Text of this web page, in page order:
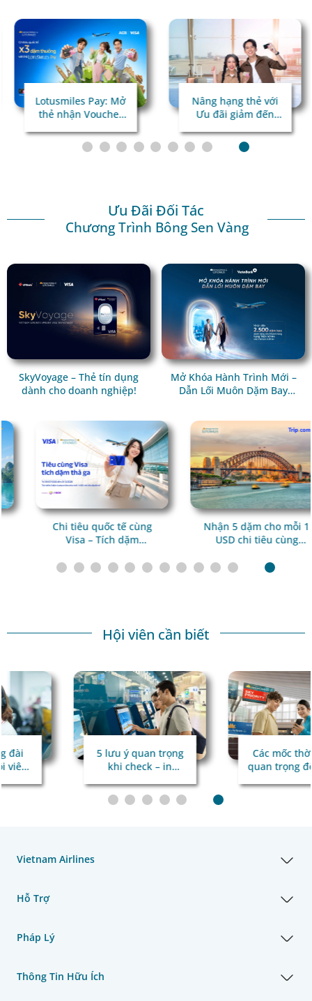
Lotusmiles Pay: Mở
thẻ nhận Voucher
Chi tiêu quốc tế x3
dặm thưởng!
Nâng hạng thẻ với
Ưu đãi giảm đến
Ưu Đãi Đối Tác
Chương Trình Bông Sen Vàng
SkyVoyage – Thẻ tín dụng
dành cho doanh nghiệp!
Mở Khóa Hành Trình Mới –
Dẫn Lối Muôn Dặm Bay
Chi tiêu quốc tế cùng
Visa – Tích dặm
hành trình
Nhận 5 dặm cho mỗi 1
USD chi tiêu cùng
Hội viên cần biết
5 lưu ý quan trọng
khi check – in
kiểm tra tự động
TravelDoc ADC
Các mốc thời gian
quan trọng để hành
thuận lợi
Vietnam Airlines
Hỗ Trợ
Pháp Lý
Thông Tin Hữu Ích